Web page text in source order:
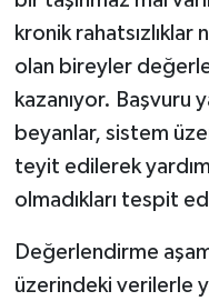
kronik rahatsızlıklar
olan bireyler
kazanıyor. Başvuru
beyanlar, sistem
teyit edilerek
olmadıkları tespit
Değerlendirme
üzerindeki verilerle